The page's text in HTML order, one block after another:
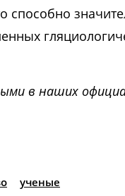
способно
в наших
ученые